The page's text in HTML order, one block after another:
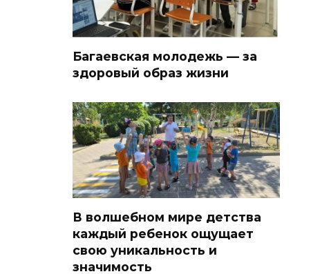
Багаевская молодежь — за
здоровый образ жизни
В волшебном мире детства
каждый ребенок ощущает
свою уникальность и
значимость